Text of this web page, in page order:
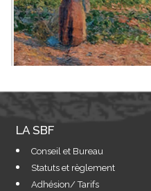
LA SBF
Conseil et Bureau
Statuts et règlement
Adhésion/ Tarifs